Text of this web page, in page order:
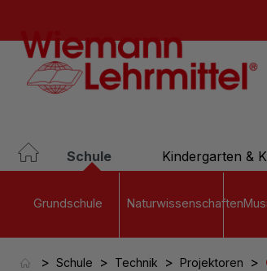
Schule Kindergarten &
Grundschule Naturwissenschaften
> Schule > Technik > Projektoren >